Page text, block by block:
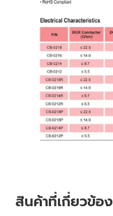
สินค้าที่เกี่ยวข้อง